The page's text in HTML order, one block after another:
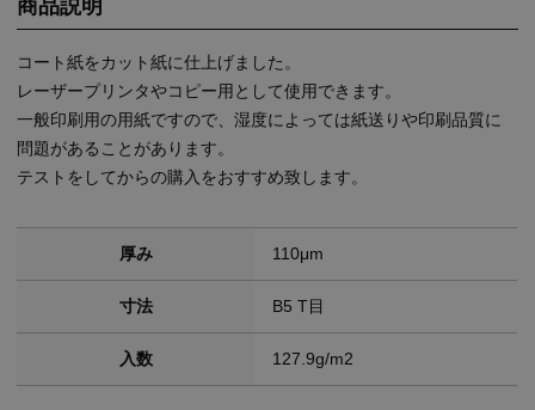
商品説明
コート紙をカット紙に仕上げました。
レーザープリンタやコピー用として使用できます。
一般印刷用の用紙ですので、湿度によっては紙送りや印刷品質に
問題があることがあります。
テストをしてからの購入をおすすめ致します。
厚み 110μm
寸法 B5 T目
入数 127.9g/m2